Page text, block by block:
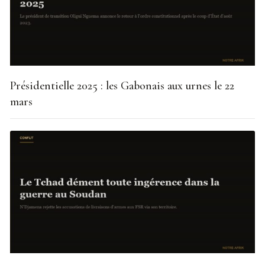
Présidentielle 2025 : les Gabonais aux urnes le 22
mars